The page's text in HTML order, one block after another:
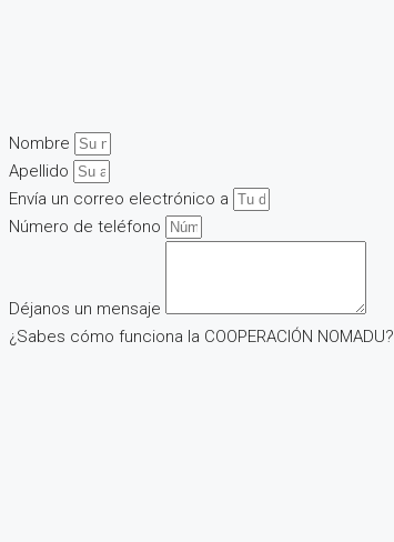
Nombre
Apellido
Envía un correo electrónico a
Número de teléfono
Déjanos un mensaje
¿Sabes cómo funciona la COOPERACIÓN NOMADU?